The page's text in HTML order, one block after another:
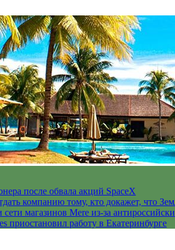
после обвала акций SpaceX
компанию тому, кто докажет, что
магазинов Mere из-за
приостановил работу в Екатеринбурге